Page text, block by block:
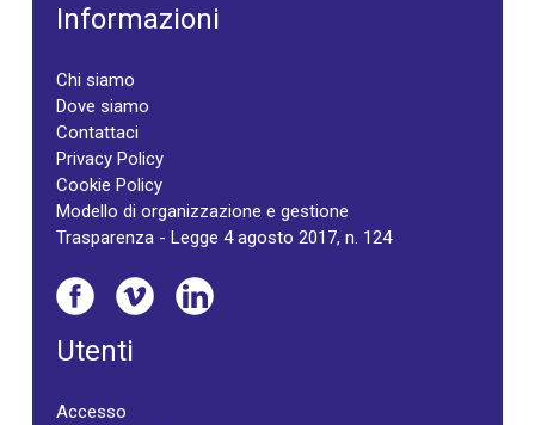
Informazioni
Chi siamo
Dove siamo
Contattaci
Privacy Policy
Cookie Policy
Modello di organizzazione e gestione
Trasparenza - Legge 4 agosto 2017, n. 124
Utenti
Accesso